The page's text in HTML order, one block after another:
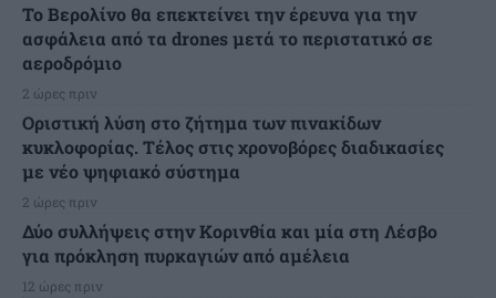
Το Βερολίνο θα επεκτείνει την έρευνα για την
ασφάλεια από τα drones μετά το περιστατικό σε
αεροδρόμιο
2 ώρες πριν
Οριστική λύση στο ζήτημα των πινακίδων
κυκλοφορίας. Τέλος στις χρονοβόρες διαδικασίες
με νέο ψηφιακό σύστημα
2 ώρες πριν
Δύο συλλήψεις στην Κορινθία και μία στη Λέσβο
για πρόκληση πυρκαγιών από αμέλεια
12 ώρες πριν